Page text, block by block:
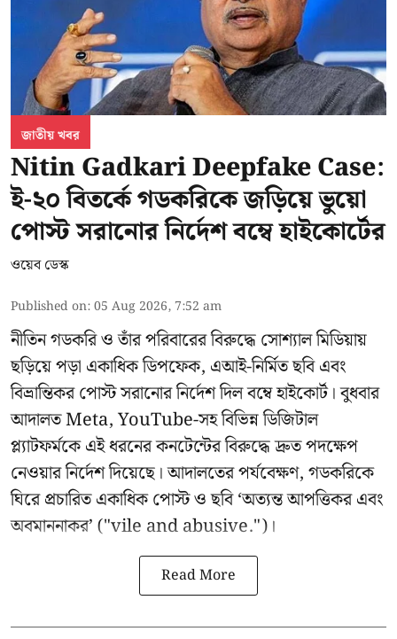
জাতীয় খবর
Nitin Gadkari Deepfake Case:
ই-২০ বিতর্কে গডকরিকে জড়িয়ে ভুয়ো
পোস্ট সরানোর নির্দেশ বম্বে হাইকোর্টের
ওয়েব ডেস্ক
Published on:05 Aug 2026, 7:52 am
নীতিন গডকরি ও তাঁর পরিবারের বিরুদ্ধে সোশ্যাল মিডিয়ায়
ছড়িয়ে পড়া একাধিক ডিপফেক, এআই-নির্মিত ছবি এবং
বিভ্রান্তিকর পোস্ট সরানোর নির্দেশ দিল বম্বে হাইকোর্ট। বুধবার
আদালত Meta, YouTube-সহ বিভিন্ন ডিজিটাল
প্ল্যাটফর্মকে এই ধরনের কনটেন্টের বিরুদ্ধে দ্রুত পদক্ষেপ
নেওয়ার নির্দেশ দিয়েছে। আদালতের পর্যবেক্ষণ, গডকরিকে
ঘিরে প্রচারিত একাধিক পোস্ট ও ছবি ‘অত্যন্ত আপত্তিকর এবং
অবমাননাকর’ ("vile and abusive.")।
Read More